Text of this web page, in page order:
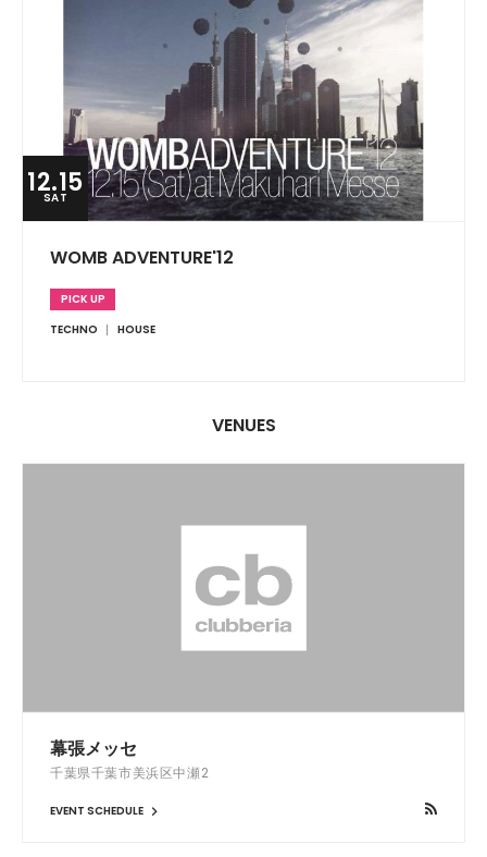
12.15
SAT
WOMB ADVENTURE'12
PICK UP
TECHNO
HOUSE
VENUES
幕張メッセ
千葉県千葉市美浜区中瀬2
EVENT SCHEDULE